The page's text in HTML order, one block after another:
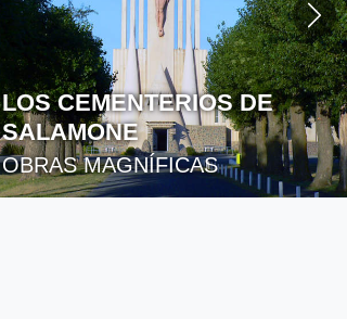
RESERVA LOS ROBLES: UN
REFUGIO NATURAL A
ORILLAS DEL LAGO SAN
FRANCISCO
BOSQUES NATIVOS Y PASEOS
AL AIRE LIBRE